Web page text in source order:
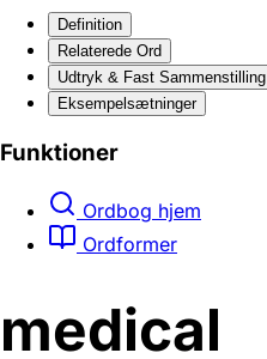
Definition
Relaterede Ord
Udtryk & Fast Sammenstilling
Eksempelsætninger
Funktioner
Ordbog hjem
Ordformer
medical